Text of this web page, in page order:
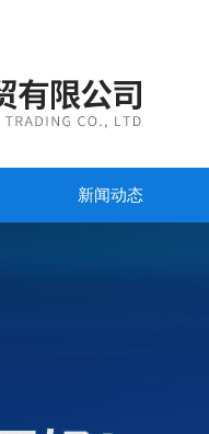
新闻动态